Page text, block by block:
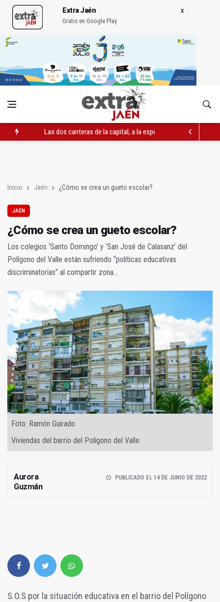
Extra Jaén
Gratis en Google Play
Las dos canteras de la capital, a la espera de que se restaure
Inicio Jaén ¿Cómo se crea un gueto escolar?
JAÉN
¿Cómo se crea un gueto escolar?
Los colegios ‘Santo Domingo’ y ‘San José de Calasanz’ del
Polígono del Valle están sufriendo “políticas educativas
discriminatorias” al compartir zona...
Foto: Ramón Guirado
Viviendas del barrio del Polígono del Valle.
Aurora
Guzmán
PUBLICADO EL 14 DE JUNIO DE 2022
S.O.S por la situación educativa en el barrio del Polígono